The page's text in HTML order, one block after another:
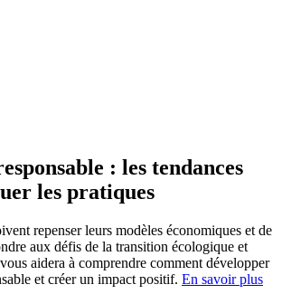
: les tendances
les pratiques
repenser leurs modèles économiques et de
aux défis de la transition écologique et
aidera à comprendre comment développer
et créer un impact positif. En savoir plus